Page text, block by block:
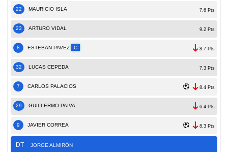
22 MAURICIO ISLA 7.6 Pts
23 ARTURO VIDAL 9.2 Pts
8 ESTEBAN PAVEZ C 8.7 Pts
32 LUCAS CEPEDA 7.3 Pts
7 CARLOS PALACIOS 8.4 Pts
29 GUILLERMO PAIVA 6.4 Pts
9 JAVIER CORREA 8.3 Pts
DT JORGE ALMIRÓN